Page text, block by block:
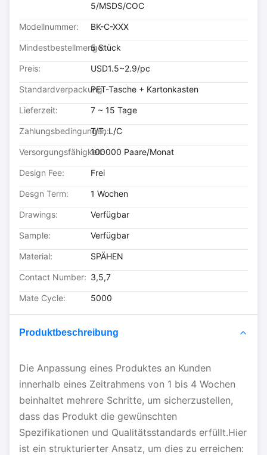
5/MSDS/COC
Modellnummer: BK-C-XXX
Mindestbestellmenge:5 Stück
Preis: USD1.5~2.9/pc
Standardverpackung:PET-Tasche + Kartonkasten
Lieferzeit: 7 ~ 15 Tage
Zahlungsbedingungen:
T/T, L/C
Versorgungsfähigkeit:100000 Paare/Monat
Design Fee: Frei
Desgn Term: 1 Wochen
Drawings: Verfügbar
Sample: Verfügbar
Material: SPÄHEN
Contact Number: 3,5,7
Mate Cycle: 5000
Produktbeschreibung
Die Anpassung eines Produktes an Kunden
innerhalb eines Zeitrahmens von 1 bis 4 Wochen
beinhaltet mehrere Schritte, um sicherzustellen,
dass das Produkt die gewünschten
Spezifikationen und Qualitätsstandards erfüllt.Hier
ist ein strukturierter Ansatz, um dies zu erreichen: